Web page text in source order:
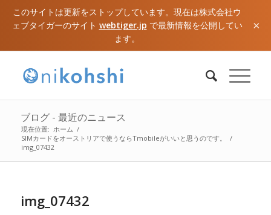
このサイトは更新をストップしています。現在は株式会社ウ
ェブタイガーのサイト webtiger.jp で最新情報を公開してい
ます。
×
ブログ - 最近のニュース
現在位置: ホーム /
SIMカードをオーストリアで使うならTmobileがいいと思うのです。
/
img_07432
img_07432